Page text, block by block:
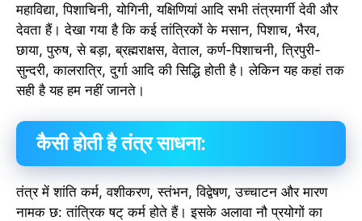
महाविद्या, पिशाचिनी, योगिनी, यक्षिणियां आदि सभी तंत्रमार्गी देवी और
देवता हैं। देखा गया है कि कई तांत्रिकों के मसान, पिशाच, भैरव,
छाया, पुरुष, से बड़ा, ब्रह्मराक्षस, वेताल, कर्ण-पिशाचनी, त्रिपुरी-
सुन्दरी, कालरात्रि, दुर्गा आदि की सिद्धि होती है। लेकिन यह कहां तक
सही है यह हम नहीं जानते।
कैसी होती है तंत्र साधना:
तंत्र में शांति कर्म, वशीकरण, स्तंभन, विद्वेषण, उच्चाटन और मारण
नामक छ: तांत्रिक षट् कर्म होते हैं। इसके अलावा नौ प्रयोगों का